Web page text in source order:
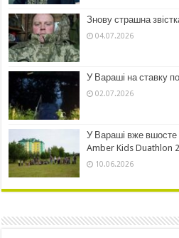
Знову страшна
04.07.2026
У Вараші на ставку
02.07.2026
У Вараші вже вшосте
Amber Kids Duathlon
10.06.2026